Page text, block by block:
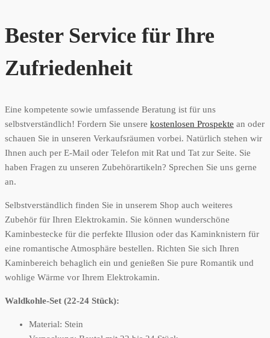
Bester Service für Ihre
Zufriedenheit
Eine kompetente sowie umfassende Beratung ist für uns
selbstverständlich! Fordern Sie unsere kostenlosen Prospekte an oder
schauen Sie in unseren Verkaufsräumen vorbei. Natürlich stehen wir
Ihnen auch per E-Mail oder Telefon mit Rat und Tat zur Seite. Sie
haben Fragen zu unseren Zubehörartikeln? Sprechen Sie uns gerne
an.
Selbstverständlich finden Sie in unserem Shop auch weiteres
Zubehör für Ihren Elektrokamin. Sie können wunderschöne
Kaminbestecke für die perfekte Illusion oder das Kaminknistern für
eine romantische Atmosphäre bestellen. Richten Sie sich Ihren
Kaminbereich behaglich ein und genießen Sie pure Romantik und
wohlige Wärme vor Ihrem Elektrokamin.
Waldkohle-Set (22-24 Stück):
Material: Stein